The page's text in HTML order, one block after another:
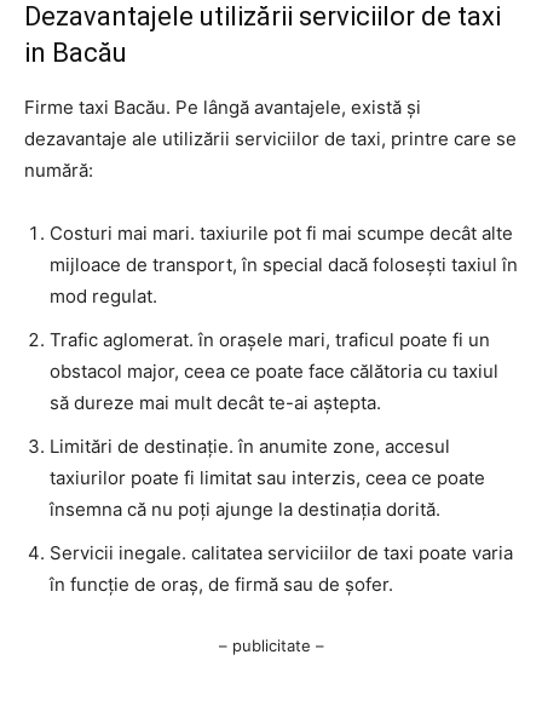
Dezavantajele utilizării serviciilor de taxi
in Bacău
Firme taxi Bacău. Pe lângă avantajele, există și
dezavantaje ale utilizării serviciilor de taxi, printre care se
numără:
Costuri mai mari. taxiurile pot fi mai scumpe decât alte
mijloace de transport, în special dacă folosești taxiul în
mod regulat.
Trafic aglomerat. în orașele mari, traficul poate fi un
obstacol major, ceea ce poate face călătoria cu taxiul
să dureze mai mult decât te-ai aștepta.
Limitări de destinație. în anumite zone, accesul
taxiurilor poate fi limitat sau interzis, ceea ce poate
însemna că nu poți ajunge la destinația dorită.
Servicii inegale. calitatea serviciilor de taxi poate varia
în funcție de oraș, de firmă sau de șofer.
– publicitate –